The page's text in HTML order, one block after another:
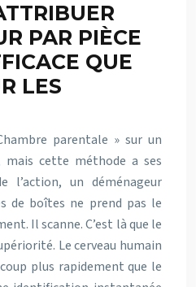
PAR PIÈCE
QUE
LES
parentale » sur un
cette méthode a ses
l’action, un déménageur
de boîtes ne prend pas le
Il scanne. C’est là que le
Le cerveau humain
plus rapidement que le